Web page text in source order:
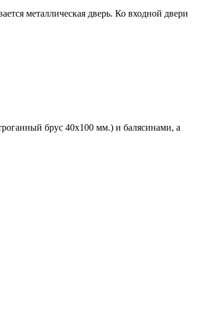
металлическая дверь. Ко входной двери
брус 40х100 мм.) и балясинами, а